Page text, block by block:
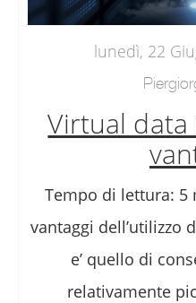
lunedì, 22
Virtual
Tempo di lettura: 5
vantaggi dell’utilizzo
e’ quello di
relativamente